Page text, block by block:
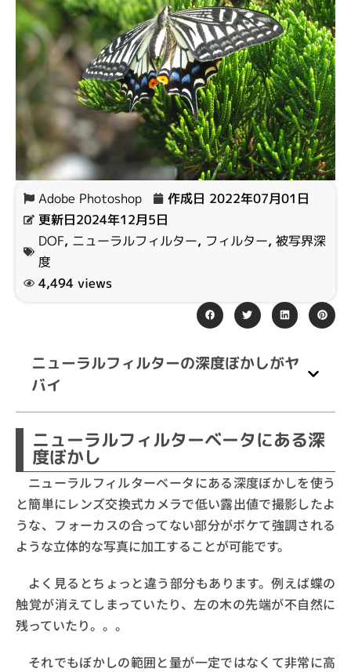
Adobe Photoshop 作成日 2022年07月01日
更新日2024年12月5日
DOF, ニューラルフィルター, フィルター, 被写界深
度
4,494 views
ニューラルフィルターの深度ぼかしがヤ
バイ
ニューラルフィルターベータにある深
度ぼかし
ニューラルフィルターベータにある深度ぼかしを使う
と簡単にレンズ交換式カメラで低い露出値で撮影したよ
うな、フォーカスの合ってない部分がボケて強調される
ような立体的な写真に加工することが可能です。
よく見るとちょっと違う部分もあります。例えば蝶の
触覚が消えてしまっていたり、左の木の先端が不自然に
残っていたり。。。
それでもぼかしの範囲と量が一定ではなくて非常に高